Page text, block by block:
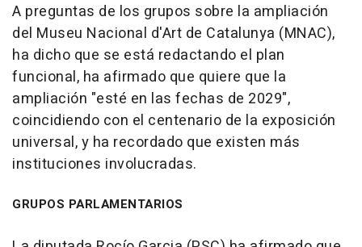
A preguntas de los grupos sobre la ampliación
del Museu Nacional d'Art de Catalunya (MNAC),
ha dicho que se está redactando el plan
funcional, ha afirmado que quiere que la
ampliación "esté en las fechas de 2029",
coincidiendo con el centenario de la exposición
universal, y ha recordado que existen más
instituciones involucradas.
GRUPOS PARLAMENTARIOS